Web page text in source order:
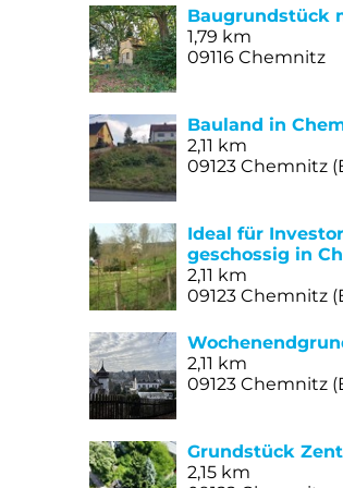
Baugrundstück
1,79 km
09116 Chemnitz
Bauland in
2,11 km
09123 Chemnitz
Ideal für
geschossig in
2,11 km
09123 Chemnitz
2,11 km
09123 Chemnitz
Grundstück
2,15 km